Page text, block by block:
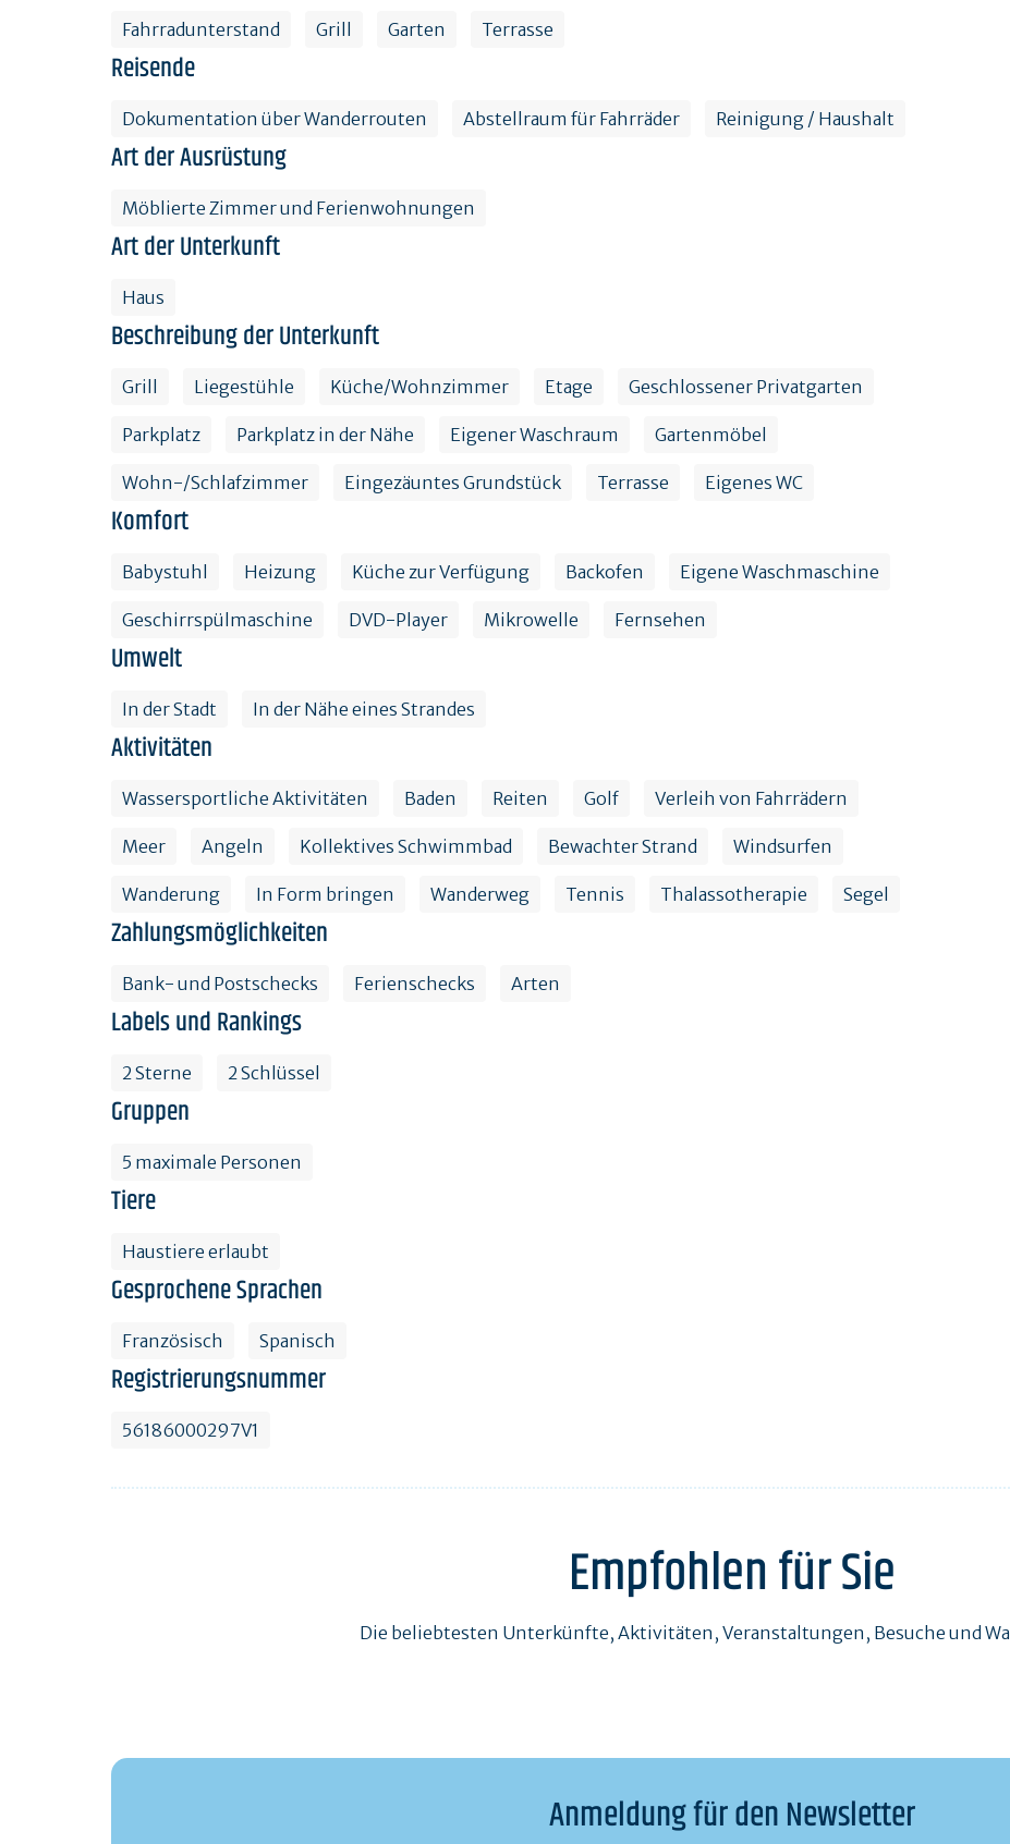
Fahrradunterstand Grill Garten Terrasse
Reisende
Dokumentation über Wanderrouten Abstellraum für Fahrräder Reinigung / Haushalt
Art der Ausrüstung
Möblierte Zimmer und Ferienwohnungen
Art der Unterkunft
Haus
Beschreibung der Unterkunft
Grill Liegestühle Küche/Wohnzimmer Etage Geschlossener Privatgarten
Parkplatz Parkplatz in der Nähe Eigener Waschraum Gartenmöbel
Wohn-/Schlafzimmer Eingezäuntes Grundstück Terrasse Eigenes WC
Komfort
Babystuhl Heizung Küche zur Verfügung Backofen Eigene Waschmaschine
Geschirrspülmaschine DVD-Player Mikrowelle Fernsehen
Umwelt
In der Stadt In der Nähe eines Strandes
Aktivitäten
Wassersportliche Aktivitäten Baden Reiten Golf Verleih von Fahrrädern
Meer Angeln Kollektives Schwimmbad Bewachter Strand Windsurfen
Wanderung In Form bringen Wanderweg Tennis Thalassotherapie Segel
Zahlungsmöglichkeiten
Bank- und Postschecks Ferienschecks Arten
Labels und Rankings
2 Sterne 2 Schlüssel
Gruppen
5 maximale Personen
Tiere
Haustiere erlaubt
Gesprochene Sprachen
Französisch Spanisch
Registrierungsnummer
56186000297V1
Empfohlen für Sie
Die beliebtesten Unterkünfte, Aktivitäten, Veranstaltungen, Besuche und
Anmeldung für den Newsletter